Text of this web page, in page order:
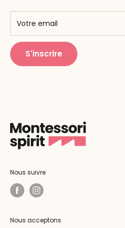
Centres de formation
Public Montessori
Votre email
S'inscrire
Nous suivre
Nous acceptons